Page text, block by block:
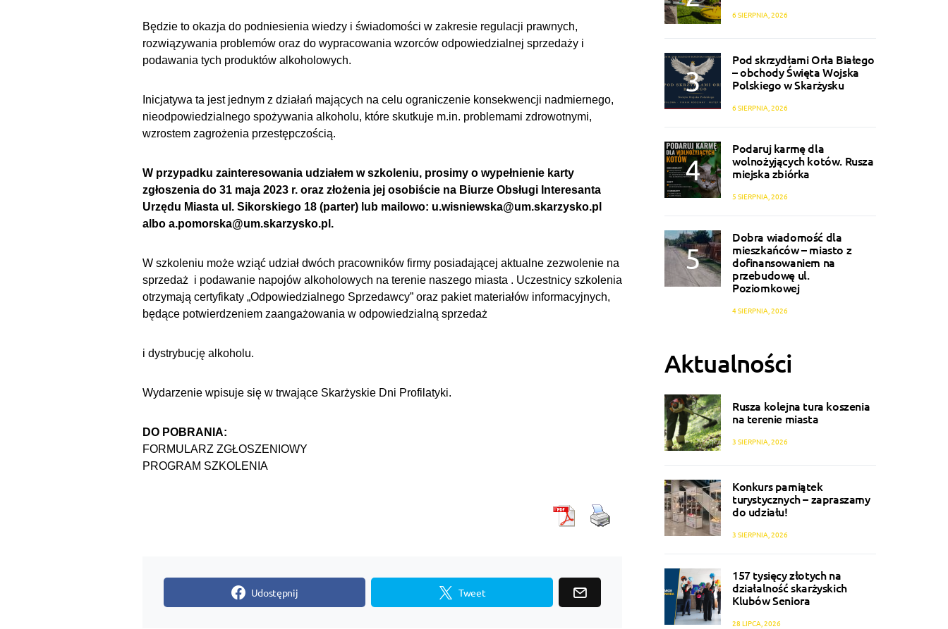
Będzie to okazja do podniesienia wiedzy i świadomości w zakresie regulacji prawnych,
rozwiązywania problemów oraz do wypracowania wzorców odpowiedzialnej sprzedaży i
podawania tych produktów alkoholowych.
Inicjatywa ta jest jednym z działań mających na celu ograniczenie konsekwencji nadmiernego,
nieodpowiedzialnego spożywania alkoholu, które skutkuje m.in. problemami zdrowotnymi,
wzrostem zagrożenia przestępczością.
W przypadku zainteresowania udziałem w szkoleniu, prosimy o wypełnienie karty
zgłoszenia do 31 maja 2023 r. oraz złożenia jej osobiście na Biurze Obsługi Interesanta
Urzędu Miasta ul. Sikorskiego 18 (parter) lub mailowo: u.wisniewska@um.skarzysko.pl
albo a.pomorska@um.skarzysko.pl.
W szkoleniu może wziąć udział dwóch pracowników firmy posiadającej aktualne zezwolenie na
sprzedaż i podawanie napojów alkoholowych na terenie naszego miasta . Uczestnicy szkolenia
otrzymają certyfikaty „Odpowiedzialnego Sprzedawcy” oraz pakiet materiałów informacyjnych,
będące potwierdzeniem zaangażowania w odpowiedzialną sprzedaż
i dystrybucję alkoholu.
Wydarzenie wpisuje się w trwające Skarżyskie Dni Profilatyki.
DO POBRANIA:
FORMULARZ ZGŁOSZENIOWY
PROGRAM SZKOLENIA
Udostępnij Tweet
6 SIERPNIA, 2026
Pod skrzydłami Orła Białego
– obchody Święta Wojska
Polskiego w Skarżysku
6 SIERPNIA, 2026
Podaruj karmę dla
wolnożyjących kotów. Rusza
miejska zbiórka
5 SIERPNIA, 2026
Dobra wiadomość dla
mieszkańców – miasto z
dofinansowaniem na
przebudowę ul.
Poziomkowej
4 SIERPNIA, 2026
Aktualności
Rusza kolejna tura koszenia
na terenie miasta
3 SIERPNIA, 2026
Konkurs pamiątek
turystycznych – zapraszamy
do udziału!
3 SIERPNIA, 2026
157 tysięcy złotych na
działalność skarżyskich
Klubów Seniora
28 LIPCA, 2026